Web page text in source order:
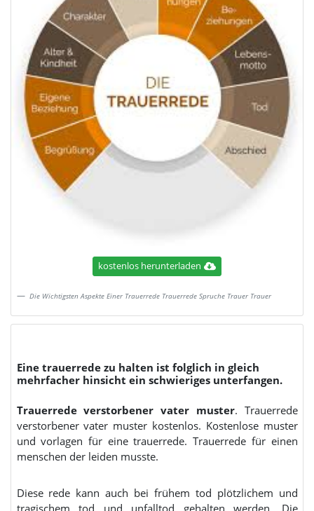
kostenlos herunterladen
Die Wichtigsten Aspekte Einer Trauerrede Trauerrede Spruche Trauer Trauer
Eine trauerrede zu halten ist folglich in gleich
mehrfacher hinsicht ein schwieriges unterfangen.
Trauerrede verstorbener vater muster. Trauerrede
verstorbener vater muster kostenlos. Kostenlose muster
und vorlagen für eine trauerrede. Trauerrede für einen
menschen der leiden musste.
Diese rede kann auch bei frühem tod plötzlichem und
tragischem tod und unfalltod gehalten werden. Die